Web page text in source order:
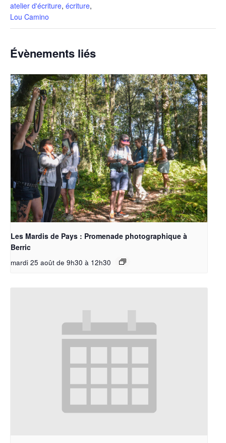
atelier d'écriture, écriture,
Lou Camino
Évènements liés
Les Mardis de Pays : Promenade photographique à
Berric
mardi 25 août de 9h30 à 12h30